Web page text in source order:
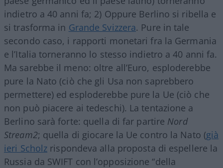
indietro a 40 anni fa; 2) Oppure Berlino si ribella e
si trasforma in Grande Svizzera. Pure in tale
secondo caso, i rapporti monetari fra la Germania
e l’Italia torneranno lo stesso indietro a 40 anni fa.
Ma sarebbe il meno: oltre all’Euro, esploderebbe
pure la Nato (ciò che gli Usa non saprebbero
permettere) ed esploderebbe pure la Ue (ciò che
non può piacere ai tedeschi). La tentazione a
Berlino sarà forte: quella di far partire Nord
Stream2; quella di giocare la Ue contro la Nato (già
ieri Scholz rispondeva alla proposta di espellere la
Russia da SWIFT con l’opposizione “della